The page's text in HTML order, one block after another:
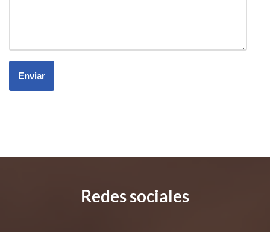
Redes sociales